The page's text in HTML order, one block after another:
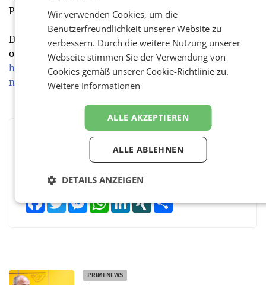
Prozent setzen auf das Bezahlen in Raten. (red)
Die vollständige Analyse erhalten Sie auf Anfrage
oder unter:
https://www.strategyand.pwc.com/at/
non-food.html
BEWERTEN SIE DIESEN ARTIKEL
PRIMENEWS
Wir verwenden Cookies, um die
Benutzerfreundlichkeit unserer Website zu
verbessern. Durch die weitere Nutzung unserer
Webseite stimmen Sie der Verwendung von
Cookies gemäß unserer Cookie-Richtlinie zu.
Weitere Informationen
ALLE AKZEPTIEREN
ALLE ABLEHNEN
DETAILS ANZEIGEN